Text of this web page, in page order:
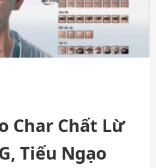
Char Chất Lừ
Tiếu Ngạo